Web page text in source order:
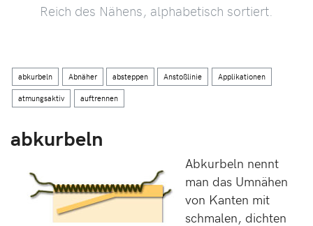
Reich des Nähens, alphabetisch sortiert.
abkurbeln Abnäher absteppen Anstoßlinie Applikationen
atmungsaktiv auftrennen
abkurbeln
Abkurbeln nennt
man das Umnähen
von Kanten mit
schmalen, dichten